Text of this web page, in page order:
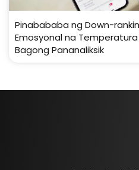
Pinabababa ng Down-
Emosyonal na
Bagong Pananaliksik